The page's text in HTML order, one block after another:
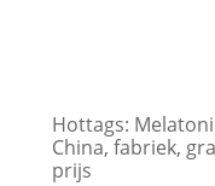
Hottags:
China, fabriek,
prijs